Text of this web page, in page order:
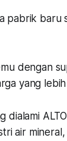
pabrik baru
dengan
yang
dialami
air